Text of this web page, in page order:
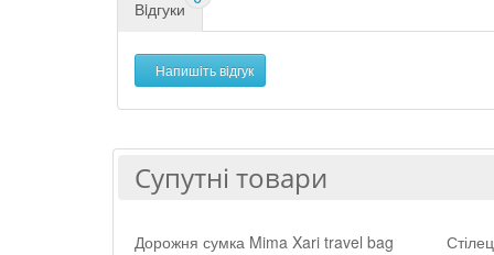
Вiдгуки
Напишiть вiдгук
Супутні товари
Дорожня сумка Mima Xari travel bag